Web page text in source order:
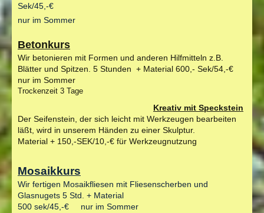
Sek/45,-€
nur im Sommer
Betonkurs
Wir betonieren mit Formen und anderen Hilfmitteln z.B.
Blätter und Spitzen. 5 Stunden + Material 600,- Sek/54,-€
nur im Sommer
Trockenzeit 3 Tage
Kreativ mit Speckstein
Der Seifenstein, der sich leicht mit Werkzeugen bearbeiten
läßt, wird in unserem Händen zu einer Skulptur.
Material + 150,-SEK/10,-€ für Werkzeugnutzung
Mosaikkurs
Wir fertigen Mosaikfliesen mit Fliesenscherben und
Glasnugets 5 Std. + Material
500 sek/45,-€ nur im Sommer